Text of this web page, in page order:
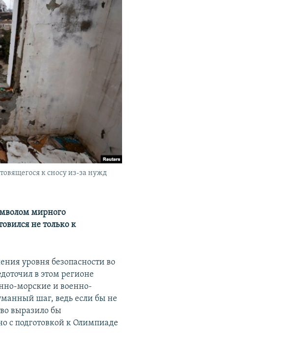
к сносу из-за нужд
мирного
не только к
уровня безопасности во
в этом регионе
морские и военно-
шаг, ведь если бы не
выразило бы
с подготовкой к Олимпиаде